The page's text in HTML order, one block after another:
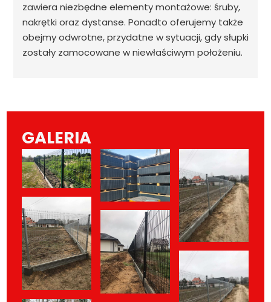
zawiera niezbędne elementy montażowe: śruby,
nakrętki oraz dystanse. Ponadto oferujemy także
obejmy odwrotne, przydatne w sytuacji, gdy słupki
zostały zamocowane w niewłaściwym położeniu.
GALERIA